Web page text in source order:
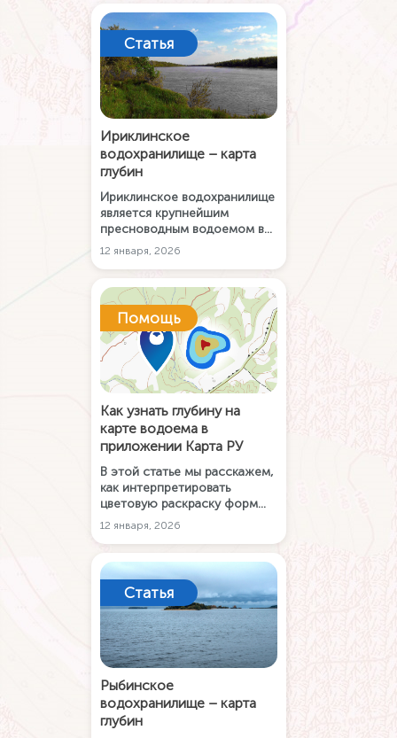
Статья
Ириклинское
водохранилище – карта
глубин
Ириклинское водохранилище
является крупнейшим
пресноводным водоемом в
Оренбургской области с
большим разнообразием и
запасами рыбы. Рыбачьте и
путешествуйте по
водохранилищу с картой
глубин и приложением Карта
РУ Рыбалка.
12 января, 2026
Помощь
Как узнать глубину на
карте водоема в
приложении Карта РУ
В этой статье мы расскажем,
как интерпретировать
цветовую раскраску форм
подводного рельефа на карте
глубин в мобильном
приложении Карта РУ Рыбалка
и в настольном приложении
Карта РУ.
12 января, 2026
Статья
Рыбинское
водохранилище – карта
глубин